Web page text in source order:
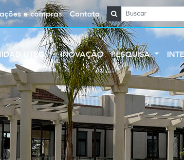
e compras Contato
UTEC INOVAÇÃO PESQUISA